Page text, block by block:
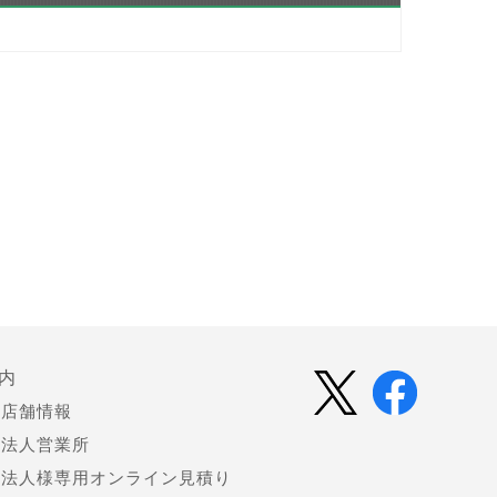
店舗情報
法人営業所
法人様専用オンライン見積り